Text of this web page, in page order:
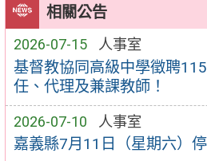
相關公告
2026-07-15 人事室
基督教協同高級中學徵聘
任、代理及兼課教師！
2026-07-10 人事室
嘉義縣7月11日（星期六）